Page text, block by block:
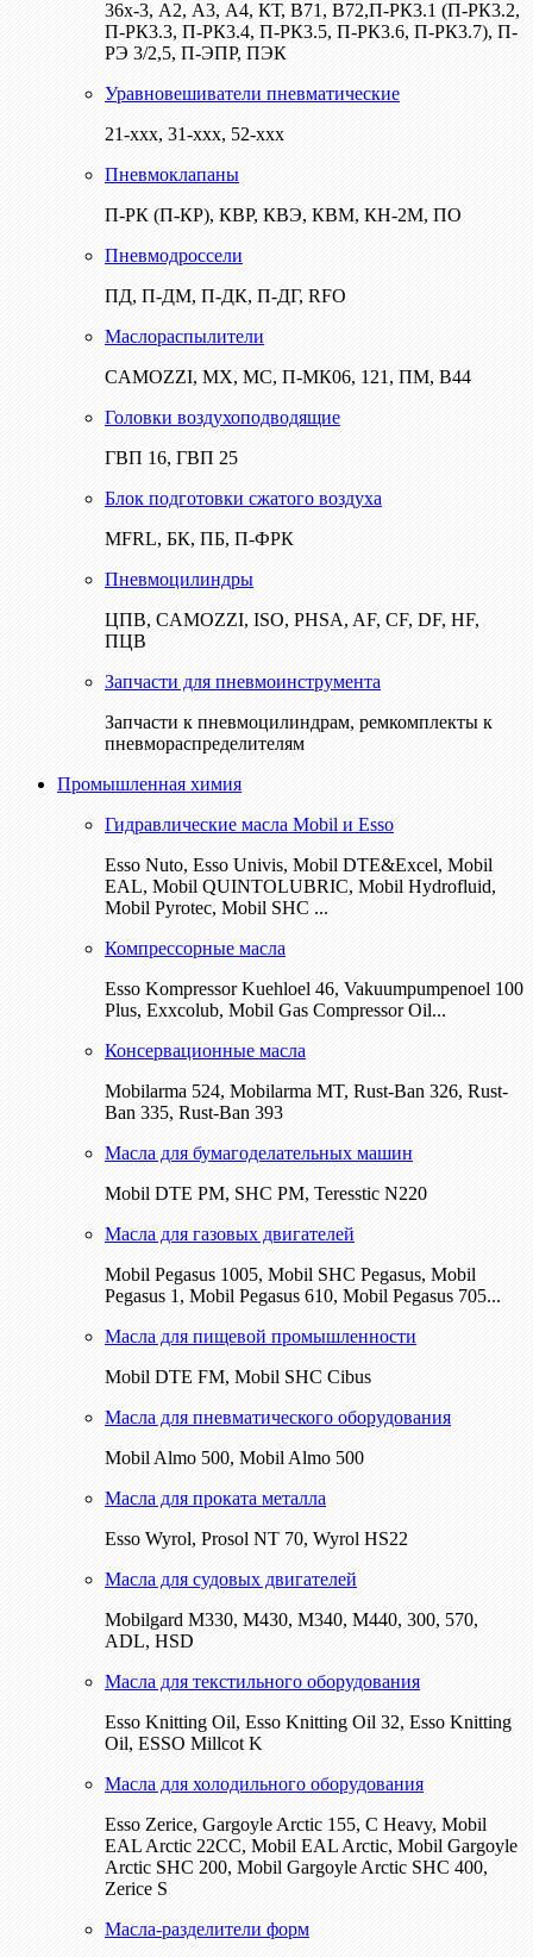
36х-3, А2, А3, А4, КТ, В71, В72,П-РК3.1 (П-РК3.2,
П-РК3.3, П-РК3.4, П-РК3.5, П-РК3.6, П-РК3.7), П-
РЭ 3/2,5, П-ЭПР, ПЭК
Уравновешиватели пневматические
21-ххх, 31-ххх, 52-ххх
Пневмоклапаны
П-РК (П-КР), КВР, КВЭ, КВМ, КН-2М, ПО
Пневмодроссели
ПД, П-ДМ, П-ДК, П-ДГ, RFO
Маслораспылители
CAMOZZI, МХ, МС, П-МК06, 121, ПМ, В44
Головки воздухоподводящие
ГВП 16, ГВП 25
Блок подготовки сжатого воздуха
MFRL, БК, ПБ, П-ФРК
Пневмоцилиндры
ЦПВ, CAMOZZI, ISO, PHSA, AF, CF, DF, HF,
ПЦВ
Запчасти для пневмоинструмента
Запчасти к пневмоцилиндрам, ремкомплекты к
пневмораспределителям
Промышленная химия
Гидравлические масла Mobil и Esso
Esso Nuto, Esso Univis, Mobil DTE&Excel, Mobil
EAL, Mobil QUINTOLUBRIC, Mobil Hydrofluid,
Mobil Pyrotec, Mobil SHC ...
Компрессорные масла
Esso Kompressor Kuehloel 46, Vakuumpumpenoel 100
Plus, Exxcolub, Mobil Gas Compressor Oil...
Консервационные масла
Mobilarma 524, Mobilarma MT, Rust-Ban 326, Rust-
Ban 335, Rust-Ban 393
Масла для бумагоделательных машин
Mobil DTE РМ, SHC PM, Teresstic N220
Масла для газовых двигателей
Mobil Pegasus 1005, Mobil SHC Pegasus, Mobil
Pegasus 1, Mobil Pegasus 610, Mobil Pegasus 705...
Масла для пищевой промышленности
Mobil DTE FM, Mobil SHC Cibus
Масла для пневматического оборудования
Mobil Almo 500, Mobil Almo 500
Масла для проката металла
Esso Wyrol, Prosol NT 70, Wyrol HS22
Масла для судовых двигателей
Mobilgard M330, M430, M340, M440, 300, 570,
ADL, HSD
Масла для текстильного оборудования
Esso Knitting Oil, Esso Knitting Oil 32, Esso Knitting
Oil, ESSO Millcot K
Масла для холодильного оборудования
Esso Zerice, Gargoyle Arctic 155, С Heavy, Mobil
EAL Arctic 22CC, Mobil EAL Arctic, Mobil Gargoyle
Arctic SHC 200, Mobil Gargoyle Arctic SHC 400,
Zerice S
Масла-разделители форм